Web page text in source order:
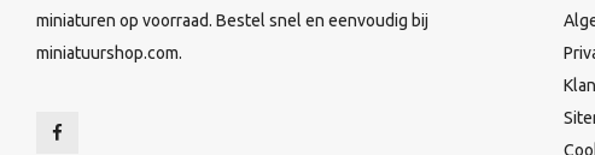
miniaturen op voorraad. Bestel snel en eenvoudig bij
miniatuurshop.com.